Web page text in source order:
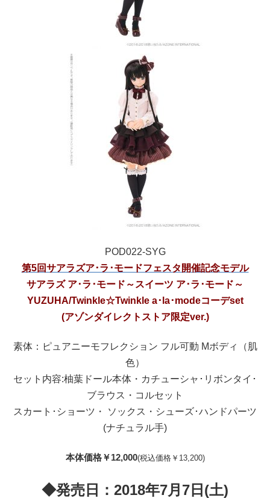
POD022-SYG
第5回サアラズア･ラ･モードフェスタ開催記念モデル
サアラズ ア･ラ･モード～スイーツ ア･ラ･モード～
YUZUHA/Twinkle☆Twinkle a･la･modeコーデset
(アゾンダイレクトストア限定ver.)
素体：ピュアニーモフレクション フル可動 Mボディ（肌
色）
セット内容:柚葉ドール本体・カチューシャ･リボンタイ･
ブラウス・コルセット
スカート･ショーツ・ ソックス・シューズ･ハンドパーツ
(ナチュラル手)
本体価格￥12,000(税込価格￥13,200)
◆発売日：2018年7月7日(土)